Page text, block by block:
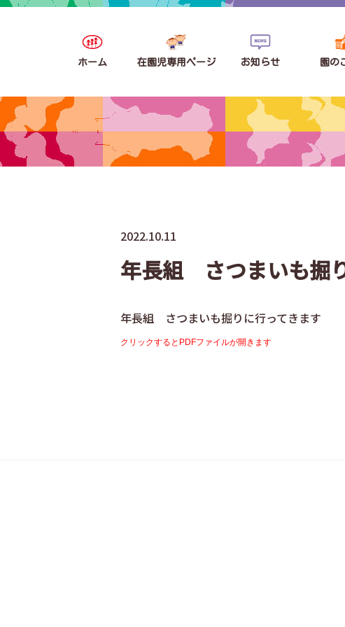
ホーム 在園児専用ページ お知らせ 園の
2022.10.11
年長組 さつまいも掘
年長組 さつまいも掘りに行ってきます
クリックするとPDFファイルが開きます